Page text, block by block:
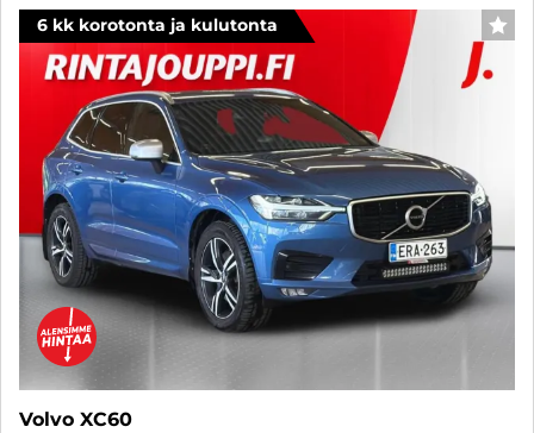
6 kk korotonta ja kulutonta
Volvo XC60